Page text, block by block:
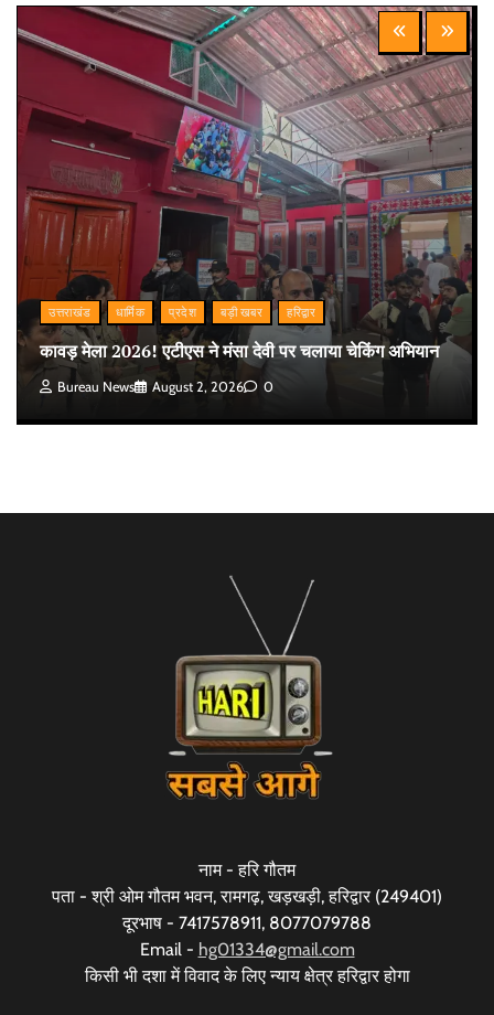
उत्तराखंड धार्मिक प्रदेश बड़ी खबर हरिद्वार
कावड़ मेला 2026! एटीएस ने मंसा देवी पर चलाया चेकिंग अभियान
Bureau News August 2, 2026 0
नाम - हरि गौतम
पता - श्री ओम गौतम भवन, रामगढ़, खड़खड़ी, हरिद्वार (249401)
दूरभाष - 7417578911, 8077079788
Email - hg01334@gmail.com
किसी भी दशा में विवाद के लिए न्याय क्षेत्र हरिद्वार होगा